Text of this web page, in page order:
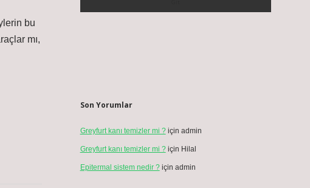
bu
mı,
Son Yorumlar
Greyfurt kanı temizler mi ?için admin
Greyfurt kanı temizler mi ?için Hilal
Epitermal sistem nedir ?için admin